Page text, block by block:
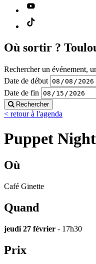
Où sortir ?
Rechercher un événement,
Date de début
Date de fin
Rechercher
< retour à l'agenda
Puppet
Où
Café Ginette
Quand
jeudi 27 février - 17h30
Prix